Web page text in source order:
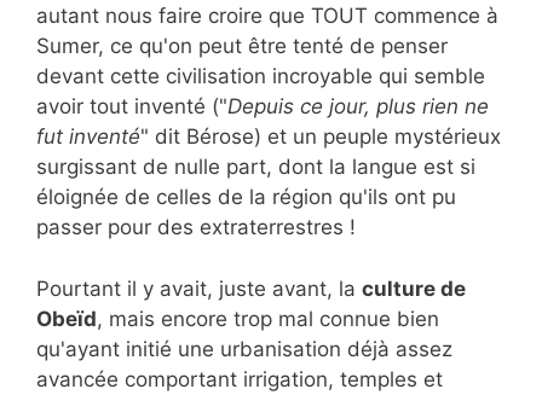
autant nous faire croire que TOUT commence à
Sumer, ce qu'on peut être tenté de penser
devant cette civilisation incroyable qui semble
avoir tout inventé ("Depuis ce jour, plus rien ne
fut inventé" dit Bérose) et un peuple mystérieux
surgissant de nulle part, dont la langue est si
éloignée de celles de la région qu'ils ont pu
passer pour des extraterrestres !
Pourtant il y avait, juste avant, la culture de
Obeïd, mais encore trop mal connue bien
qu'ayant initié une urbanisation déjà assez
avancée comportant irrigation, temples et